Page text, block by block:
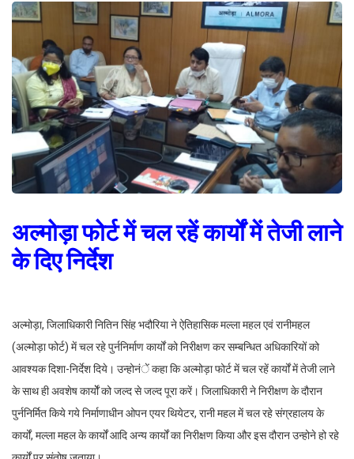
अल्मोड़ा फोर्ट में चल रहें कार्यों में तेजी लाने
के दिए निर्देश
अल्मोड़ा, जिलाधिकारी नितिन सिंह भदौरिया ने ऐतिहासिक मल्ला महल एवं रानीमहल
(अल्मोड़ा फोर्ट) में चल रहे पुर्ननिर्माण कार्यों को निरीक्षण कर सम्बन्धित अधिकारियों को
आवश्यक दिशा-निर्देश दिये। उन्होनंें कहा कि अल्मोड़ा फोर्ट में चल रहें कार्यों में तेजी लाने
के साथ ही अवशेष कार्योें को जल्द से जल्द पूरा करें। जिलाधिकारी ने निरीक्षण के दौरान
पुर्ननिर्मित किये गये निर्माणाधीन ओपन एयर थियेटर, रानी महल में चल रहे संग्रहालय के
कार्यों, मल्ला महल के कार्यों आदि अन्य कार्यों का निरीक्षण किया और इस दौरान उन्होने हो रहे